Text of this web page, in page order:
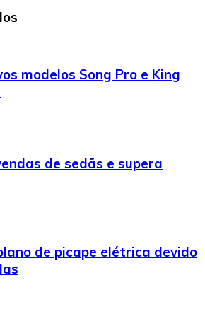
modelos Song Pro e King
de sedãs e supera
de picape elétrica devido